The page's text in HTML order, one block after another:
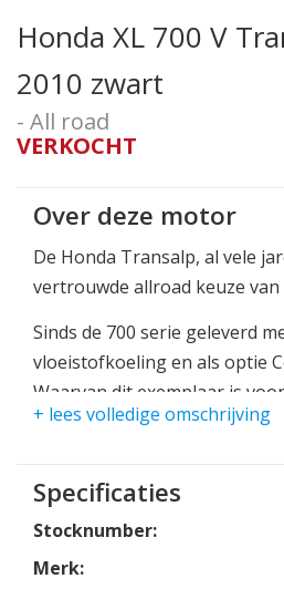
Honda XL 700 V
2010 zwart
- All road
VERKOCHT
Over deze motor
De Honda Transalp, al vele
vertrouwde allroad keuze van
Sinds de 700 serie geleverd
vloeistofkoeling en als optie
Waarvan dit exemplaar is
samen met het juiste koppel
type motorfiets.
Comfort staat hoog bij deze
reismotor.
+ lees volledige omschrijving
Specificaties
Stocknumber:
Merk: